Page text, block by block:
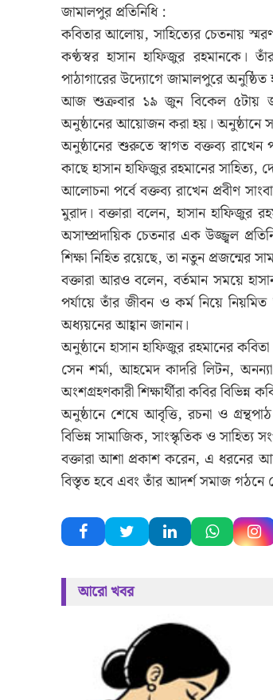
জামালপুর প্রতিনিধি :
কবিতার আলোয়, সাহিত্যের চেতনায়
কণ্ঠস্বর হাসান হাফিজুর রহমানকে।
পাঠাগারের উদ্যোগে জামালপুরে অনুষ্ঠিত
আজ শুক্রবার ১৯ জুন বিকেল ৫টায়
অনুষ্ঠানের আয়োজন করা হয়। অনুষ্ঠানে
অনুষ্ঠানের শুরুতে স্বাগত বক্তব্য রাখেন
কাছে হাসান হাফিজুর রহমানের
আলোচনা পর্বে বক্তব্য রাখেন প্রবীণ
মুরাদ। বক্তারা বলেন, হাসান
অসাম্প্রদায়িক চেতনার এক উজ্জ্বল
শিক্ষা নিহিত রয়েছে, তা নতুন প্রজন্মের
বক্তারা আরও বলেন, বর্তমান সময়ে
পর্যায়ে তাঁর জীবন ও কর্ম নিয়ে
অধ্যয়নের আহ্বান জানান।
অনুষ্ঠানে হাসান হাফিজুর রহমানের
সেন শর্মা, আহমেদ কাদরি লিটন,
অংশগ্রহণকারী শিক্ষার্থীরা কবির
অনুষ্ঠানে শেষে আবৃত্তি, রচনা ও
বিভিন্ন সামাজিক, সাংস্কৃতিক ও সাহিত্য
বক্তারা আশা প্রকাশ করেন, এ ধরনের
বিস্তৃত হবে এবং তাঁর আদর্শ সমাজ গঠনে
আরো খবর